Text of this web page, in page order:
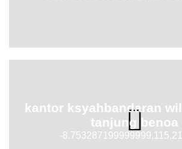
kantor ksyahbandaran
tanjung benoa
-